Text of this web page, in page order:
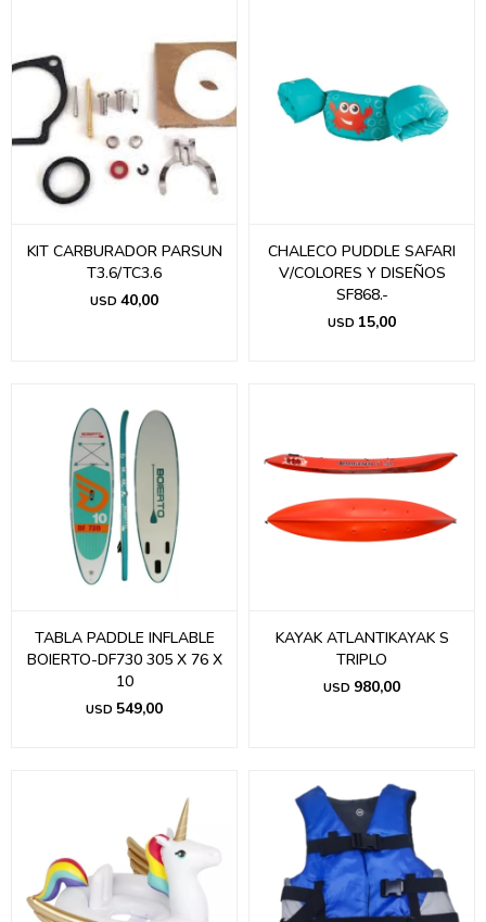
KIT CARBURADOR PARSUN
T3.6/TC3.6
USD 40,00
CHALECO PUDDLE SAFARI
V/COLORES Y DISEÑOS
SF868.-
USD 15,00
TABLA PADDLE INFLABLE
BOIERTO-DF730 305 X 76 X
10
USD 549,00
KAYAK ATLANTIKAYAK S
TRIPLO
USD 980,00